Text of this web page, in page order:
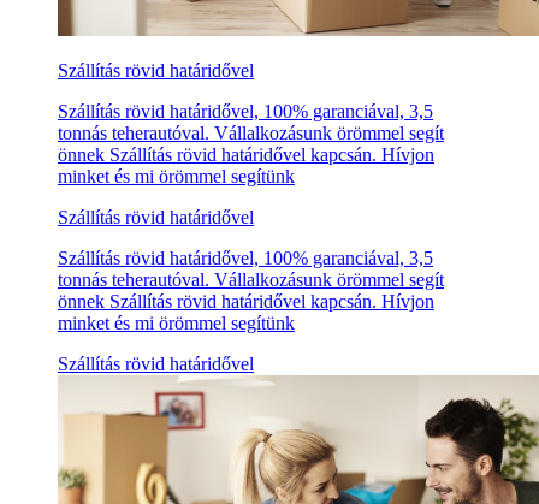
Szállítás rövid határidővel
Szállítás rövid határidővel, 100% garanciával, 3,5
tonnás teherautóval. Vállalkozásunk örömmel segít
önnek Szállítás rövid határidővel kapcsán. Hívjon
minket és mi örömmel segítünk
Szállítás rövid határidővel
Szállítás rövid határidővel, 100% garanciával, 3,5
tonnás teherautóval. Vállalkozásunk örömmel segít
önnek Szállítás rövid határidővel kapcsán. Hívjon
minket és mi örömmel segítünk
Szállítás rövid határidővel